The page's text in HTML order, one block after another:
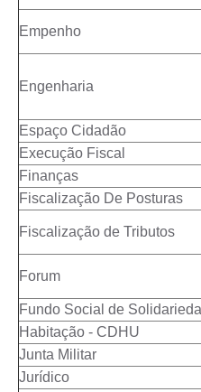
Audiências Públicas
Carta de Serviços
Galeria de Vídeos
SIC
Empenho
Engenharia
Espaço Cidadão
Execução Fiscal
Finanças
Fiscalização De Posturas
Fiscalização de Tributos
Forum
Fundo Social de
Habitação - CDHU
Junta Militar
Jurídico